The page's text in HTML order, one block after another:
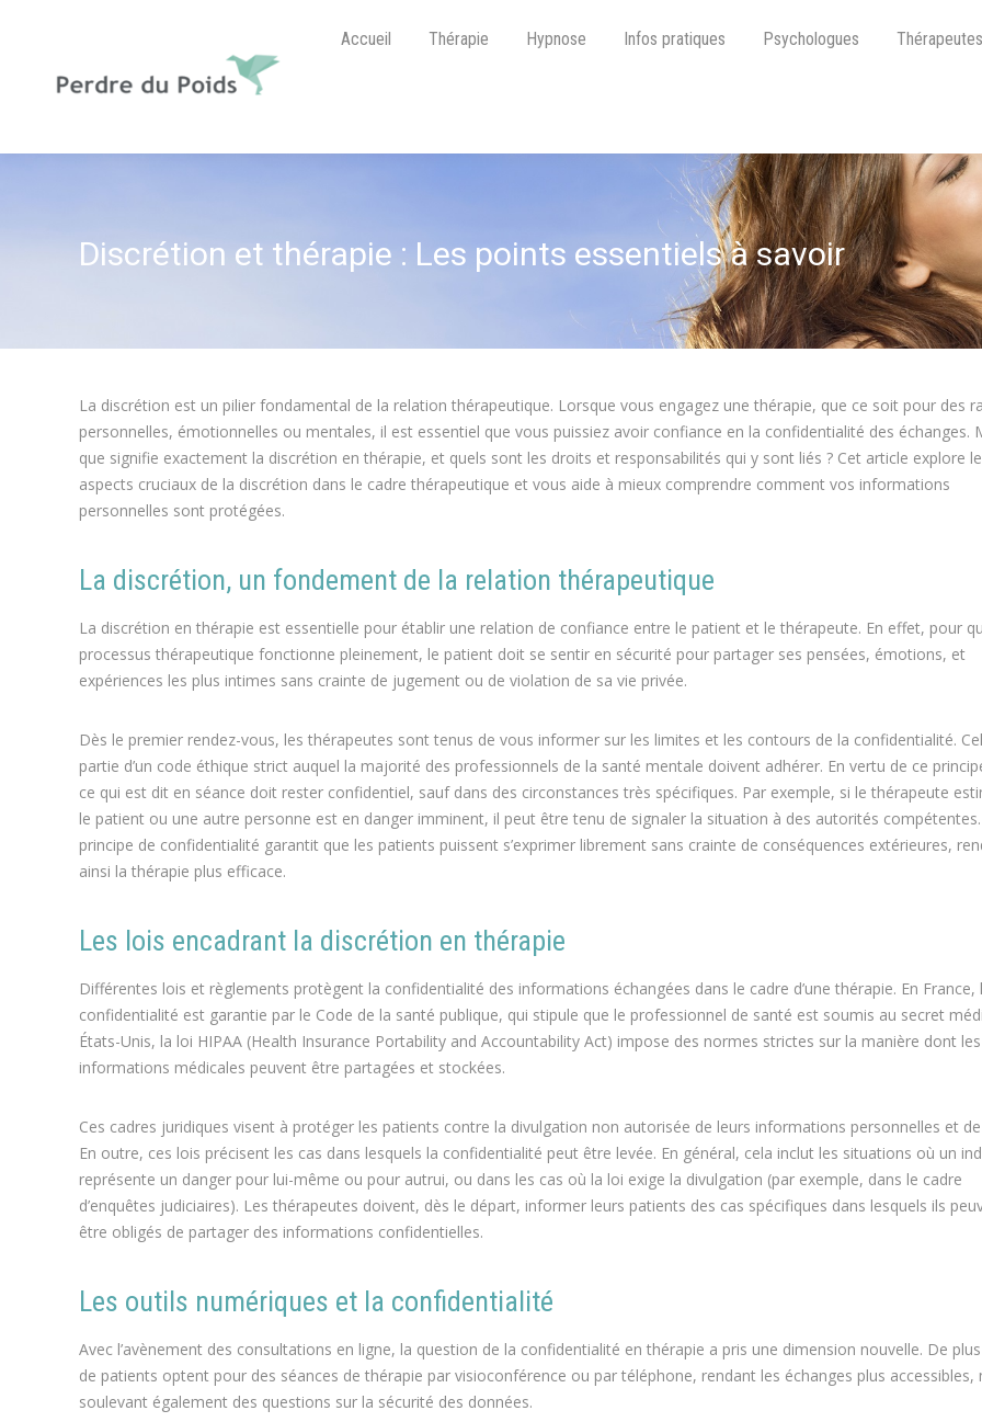
Accueil Thérapie Hypnose Infos pratiques Psychologues Thérapeutes
Discrétion et thérapie : Les points essentiels à savoir
La discrétion est un pilier fondamental de la relation thérapeutique. Lorsque vous engagez une thérapie, que ce soit pour des
personnelles, émotionnelles ou mentales, il est essentiel que vous puissiez avoir confiance en la confidentialité des échanges.
que signifie exactement la discrétion en thérapie, et quels sont les droits et responsabilités qui y sont liés ? Cet article explore
aspects cruciaux de la discrétion dans le cadre thérapeutique et vous aide à mieux comprendre comment vos informations
personnelles sont protégées.
La discrétion, un fondement de la relation thérapeutique
La discrétion en thérapie est essentielle pour établir une relation de confiance entre le patient et le thérapeute. En effet, pour
processus thérapeutique fonctionne pleinement, le patient doit se sentir en sécurité pour partager ses pensées, émotions, et
expériences les plus intimes sans crainte de jugement ou de violation de sa vie privée.
Dès le premier rendez-vous, les thérapeutes sont tenus de vous informer sur les limites et les contours de la confidentialité.
partie d’un code éthique strict auquel la majorité des professionnels de la santé mentale doivent adhérer. En vertu de ce
ce qui est dit en séance doit rester confidentiel, sauf dans des circonstances très spécifiques. Par exemple, si le thérapeute
le patient ou une autre personne est en danger imminent, il peut être tenu de signaler la situation à des autorités
principe de confidentialité garantit que les patients puissent s’exprimer librement sans crainte de conséquences extérieures,
ainsi la thérapie plus efficace.
Les lois encadrant la discrétion en thérapie
Différentes lois et règlements protègent la confidentialité des informations échangées dans le cadre d’une thérapie. En France,
confidentialité est garantie par le Code de la santé publique, qui stipule que le professionnel de santé est soumis au secret
États-Unis, la loi HIPAA (Health Insurance Portability and Accountability Act) impose des normes strictes sur la manière dont les
informations médicales peuvent être partagées et stockées.
Ces cadres juridiques visent à protéger les patients contre la divulgation non autorisée de leurs informations personnelles et
En outre, ces lois précisent les cas dans lesquels la confidentialité peut être levée. En général, cela inclut les situations où un
représente un danger pour lui-même ou pour autrui, ou dans les cas où la loi exige la divulgation (par exemple, dans le cadre
d’enquêtes judiciaires). Les thérapeutes doivent, dès le départ, informer leurs patients des cas spécifiques dans lesquels ils
être obligés de partager des informations confidentielles.
Les outils numériques et la confidentialité
Avec l’avènement des consultations en ligne, la question de la confidentialité en thérapie a pris une dimension nouvelle. De
de patients optent pour des séances de thérapie par visioconférence ou par téléphone, rendant les échanges plus accessibles,
soulevant également des questions sur la sécurité des données.